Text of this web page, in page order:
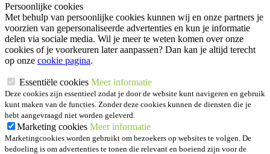
Persoonlijke cookies
Met behulp van persoonlijke cookies kunnen wij en onze partners je
voorzien van gepersonaliseerde advertenties en kun je informatie
delen via sociale media. Wil je meer te weten komen over onze
cookies of je voorkeuren later aanpassen? Dan kan je altijd terecht
op onze cookie pagina.
Essentiële cookies Meer informatie
Deze cookies zijn essentieel zodat je door de website kunt navigeren en gebruik
kunt maken van de functies. Zonder deze cookies kunnen de diensten die je
hebt aangevraagd niet worden geleverd.
Marketing cookies Meer informatie
Marketingcookies worden gebruikt om bezoekers op websites te volgen. De
bedoeling is om advertenties te tonen die relevant en boeiend zijn voor de